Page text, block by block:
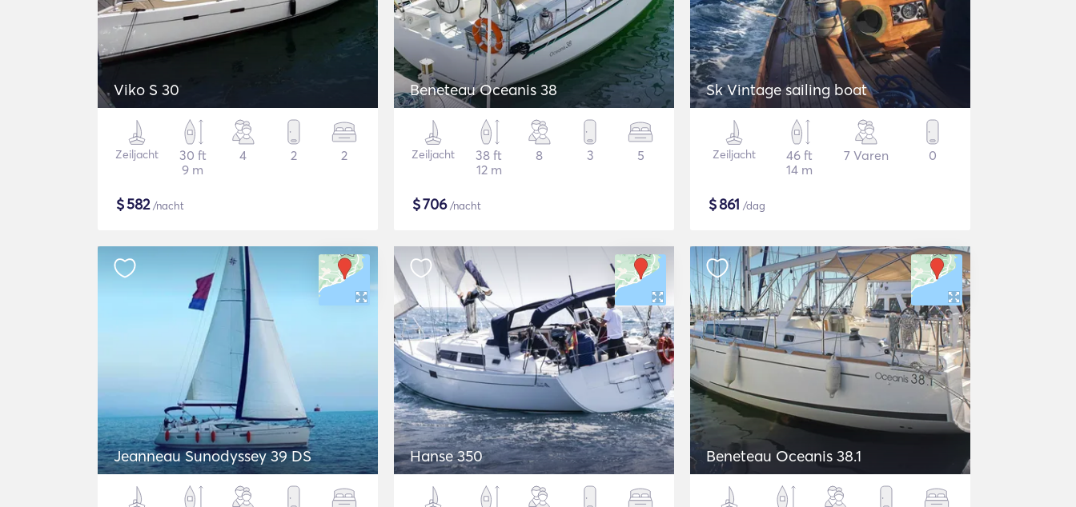
Viko S 30
Zeiljacht
30 ft
9 m
4 2 2
$582/nacht
Beneteau Oceanis 38
Zeiljacht
38 ft
12 m
8 3 5
$706/nacht
Sk Vintage sailing boat
Zeiljacht
46 ft
14 m
7 Varen 0
$861 /dag
Jeanneau Sunodyssey 39 DS Hanse 350 Beneteau Oceanis 38.1